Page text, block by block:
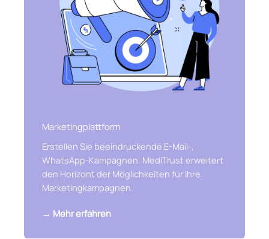
Marketingplattform
Erstellen Sie beeindruckende E-Mail-,
WhatsApp-Kampagnen. MediTrust erweitert
den Horizont der Möglichkeiten für Ihre
Marketingkampagnen.
→ Mehr erfahren